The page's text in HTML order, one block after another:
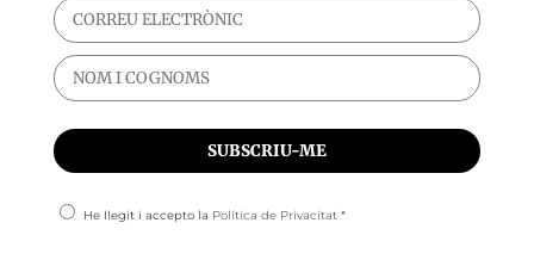
He llegit i accepto la Política de Privacitat *